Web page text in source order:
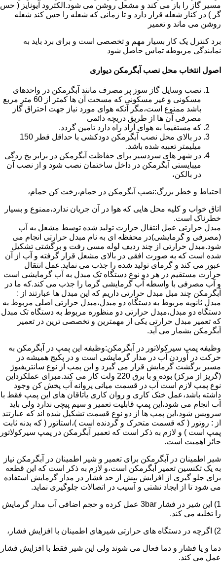
مسیر گاز را باز می کند و مشعل روشن می شود.الکترود آیونایز ( حس
گر ) در کنار شعله قرار دارد و تا زمانی که شعله را حس کند شعله
روشن می ماند و تعمیر
برد کنترل یک کار بسیار مهم و تخصصی است و برای برد باید به
نمایندگی مربوطه تماس حاصل شود
اصول انتخاب محل نصب آبگرمکن دیواری
نصب وسایل گاز سوز پر مصرف مانند آبگرمکن در واحدهای
مسکونی و غیر مسکونی که مسحت آن ها کمتر از 60 متر مربع
باشد ممنوع است،مگر آنکه هوای مورد نیاز جهت احتراق گاز
مصرفی آن ها از طریق دریچه دائمی
که مستقیما به هوای آزاد راه دارد تامین گردد.
در بالای محل نصب آبگرمکن دودکشی با حداقل قطر 150
میلیمتر تعبیه شده باشد.
در شهر های سردسیر برای حفاظت آبگرمکن در برابر یخ زدگی
میبایستی آبگرمکن در داخل ساختمان نصب شود و از نصب آن
در بالکن،
احتیاط و خطر بزرگ:نصب آبگرمکن در حمام،رخت کن حمام،
اتاق خواب و کلیه محل هایی که هوا در آن جریان ندارد،ممنوع و بسیار
خطرناک است.
مبدل حرارتی عمل انتقال حرارت تولید شده توسط مشعل به آب
(مصرفی و گرمایشی)در محفظه ای به نام مبدل حرارتی انجام می
شود.مبدل حرارتی از چند ردیف لوله مسی رفت و برگشتی تشکیل
شده است که به صورت افقی در بالای مشعل قرار گرفته و آب از آن
عبور می کند و گرمای تولید شده را جذب می نماید.عمل انتقال
حرارت مستقیم در هر دو نوع دستگاه تک مبدل به آب گرمایشی است
و آب مصرفی با واسطه آب گرمایشی گرما را جذب می کند.که ما در
آبگرمکن چند مبل مبدل حرارتی داریم که این مبدل ها عبارتند از :
مبدل ثانویه مربوط به دستگاه دو مبدل،مبدل حرارتی اصلی مربوط به
دستگاه دو مبدل،مبدل حرارتی دو منظوره مربوط به دستگاه تک مبدل
که تعمیر مبدل حرارتی یکی از مهمترین و تخصصی ترین در تعمیر
آبگرمکن بشمار می آید.
وظیفه پمپ سیرکولاتور در آبگرمکن:وظیفه این پمپ در آبگرمکن به
حرکت در آوردن آب در مدار گرمایشی است و در پکیج همیشه در
مسیر برگشت گرمایش قرار می گیرد و این پمپ از نوع سانتریفیوژ
(گریز از مرکز) بوده و با برق 220 ولت کار می کند.مبرای عملکرداین
نوع پمپ لازم است آب در قسمت میانی پروانه آب پخش کن وجود
داشته باشد،عمل خنک کاری و روان کاری یاتاقان های این پمپ فقط با
آب انجام می شود،این پمپ قابلیت تعمیر و سیم پیچی ندارد ولی باید
سرویس شود،این پمپ ها از دو نوع قسمت تشکیل شده اند که عبارتند
از : روتور ( که قسمت متحرک و گردنده است )،استاتور ( که بدنه ثابت
پمپ است ) و لازم به ذکر است که تعمیر آبگرمکن در پمپ سیرکولاتور
حائز اهمیت است.
شیر اطمینان در آبگرمکن برای تعمیر و شیر اطمینان در آبگرمکن نیاز
به یک تکنسین تعمیر آبگرمکن است،و لازم به ذکر است که این قطعه
برای جلو گیری از افزایش بیش از حد فشار در مدار گرمایش استفاده
می شود تا از ایجاد نشتی و آسیب در اتصالات جلوگیری نماید.
1) این شیر در فشار 3bar عمل کرده و حجم اضافی آب مدار گرمایش
را تخلیه می کند.
2) اگرچه در دستگاه های حرارتی شیرهای اطمینان با افزایش فشار،
دما و یا فشار و دما فعال می شوند ولی این شیر فقط با افزایش فشار
عمل می کند.